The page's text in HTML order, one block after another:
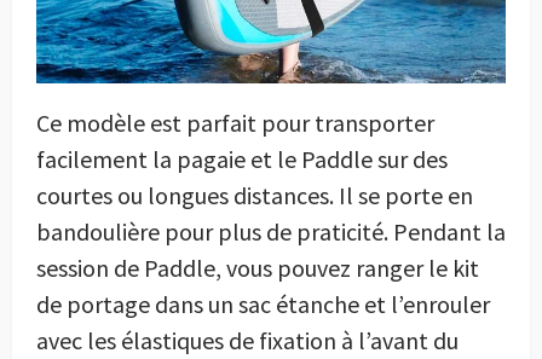
Ce modèle est parfait pour transporter
facilement la pagaie et le Paddle sur des
courtes ou longues distances. Il se porte en
bandoulière pour plus de praticité. Pendant la
session de Paddle, vous pouvez ranger le kit
de portage dans un sac étanche et l’enrouler
avec les élastiques de fixation à l’avant du